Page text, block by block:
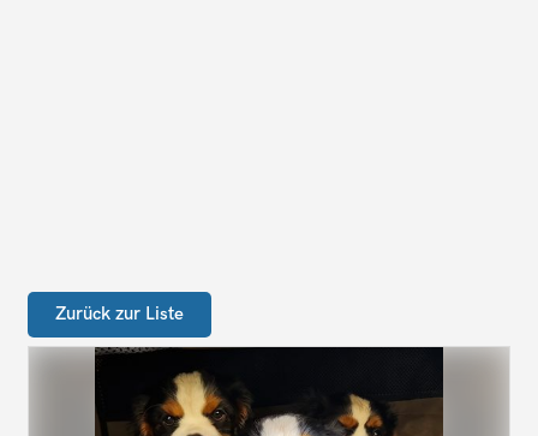
Zurück zur Liste